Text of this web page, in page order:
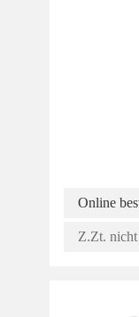
Online
Z.Zt. nicht